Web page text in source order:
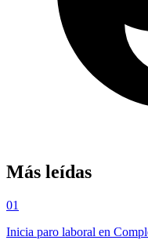
Más leídas
01
Inicia paro laboral en